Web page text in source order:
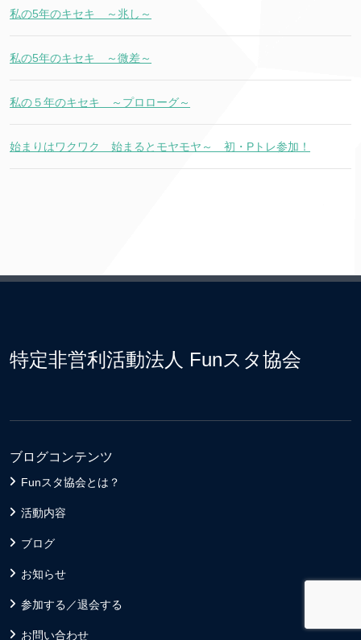
私の5年のキセキ ～兆し～
私の5年のキセキ ～微差～
私の５年のキセキ ～プロローグ～
始まりはワクワク 始まるとモヤモヤ～ 初・Pトレ参加！
特定非営利活動法人 Funスタ協会
ブログコンテンツ
Funスタ協会とは？
活動内容
ブログ
お知らせ
参加する／退会する
お問い合わせ